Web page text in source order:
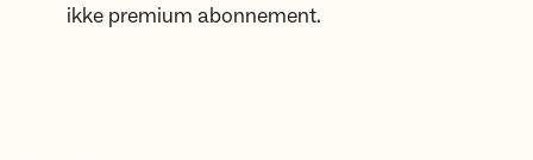
ikke premium abonnement.